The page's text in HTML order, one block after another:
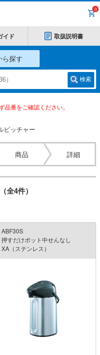
0
イド 取扱説明書
ら探す
検索
番をご確認ください。
ピッチャー
商品 詳細
全4件）
ABF30S
押すだけポット中せんなし
XA（ステンレス）